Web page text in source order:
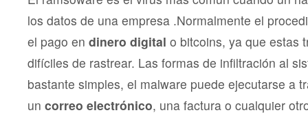
los datos de una empresa .Normalmente el
el pago en dinero digital o bitcoins, ya que estas
difíciles de rastrear. Las formas de infiltración al
bastante simples, el malware puede ejecutarse a
un correo electrónico, una factura o cualquier